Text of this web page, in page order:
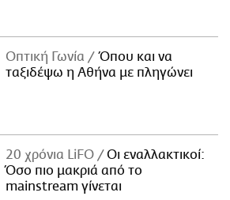
Οπτική Γωνία
Όπου και να
ταξιδέψω η Αθήνα με πληγώνει
20 χρόνια LiFO
Οι εναλλακτικοί:
Όσο πιο μακριά από το
mainstream γίνεται